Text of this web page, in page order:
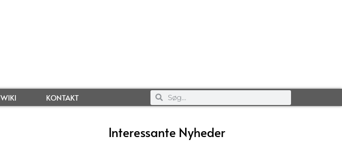
WIKI KONTAKT
Interessante Nyheder